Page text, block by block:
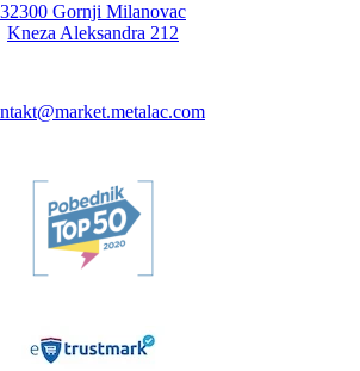
32300 Gornji Milanovac
Kneza Aleksandra 212